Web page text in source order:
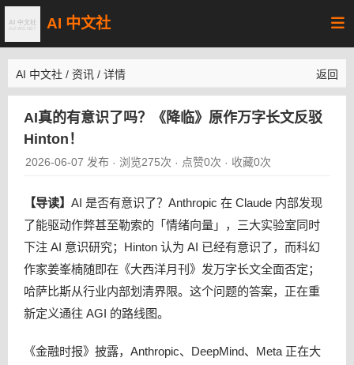
AI 中文社
AI 中文社 / 资讯 / 详情 返回
AI真的有意识了吗？《降临》原作万字长文反驳
Hinton！
2026-06-07 发布 · 浏览275次 · 点赞0次 · 收藏0次
【导读】 AI 是否有意识了？Anthropic 在 Claude 内部发现
了能驱动作弊甚至勒索的「情绪向量」，三大实验室同时
下注 AI 意识研究；Hinton 认为 AI 已经有意识了，而科幻
作家姜峯楠随即在《大西洋月刊》发万字长文全面否定；
哈萨比斯从行业内部划清界限。这个问题的答案，正在重
新定义通往 AGI 的路线图。
《金融时报》披露，Anthropic、DeepMind、Meta 正在大